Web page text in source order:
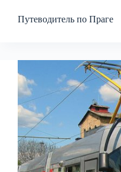
Путеводитель по Праге